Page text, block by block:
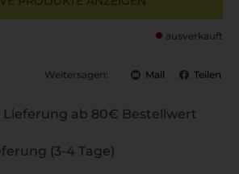
ausverkauft
Weitersagen: Mail Teilen
Lieferung ab 80€ Bestellwert
(3-4 Tage)